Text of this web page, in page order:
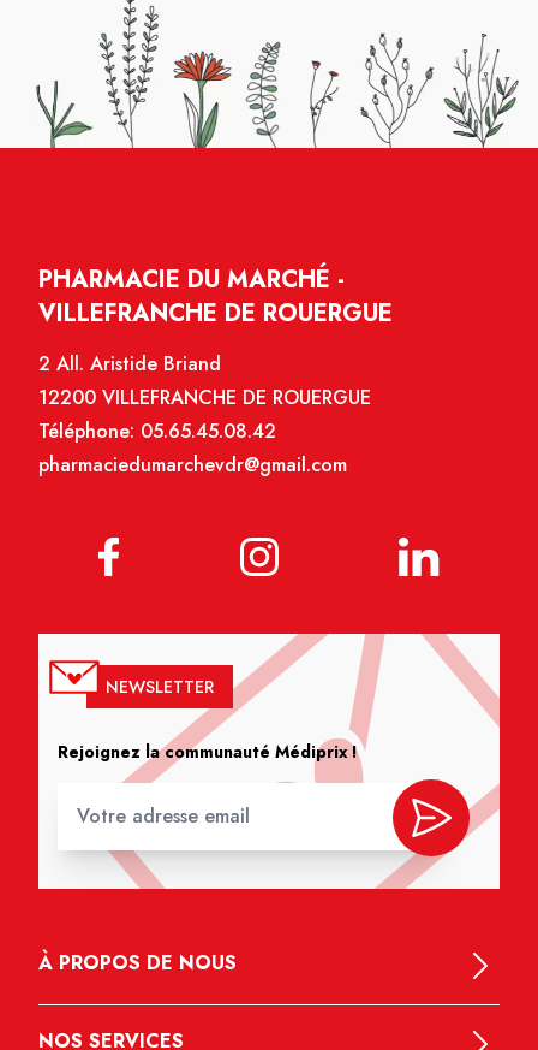
PHARMACIE DU MARCHÉ -
VILLEFRANCHE DE ROUERGUE
2 All. Aristide Briand
12200 VILLEFRANCHE DE ROUERGUE
Téléphone: 05.65.45.08.42
pharmaciedumarchevdr@gmail.com
NEWSLETTER
Rejoignez la communauté Médiprix !
À PROPOS DE NOUS
NOS SERVICES